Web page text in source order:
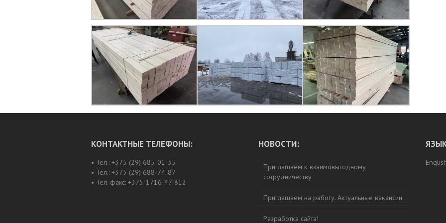
КОНТАКТНЫЕ ТЕЛЕФОНЫ:
• Тел.: +375 (29) 685-01-35
• Тел.: +375 (29) 688-74-87
• Тел. факс: +375-1716-47-812
НОВОСТИ:
Приглашаем к взаимовыгодному
сотрудничеству
Приглашаем на работу. Актуальные вакансии.
Разработка сайта!